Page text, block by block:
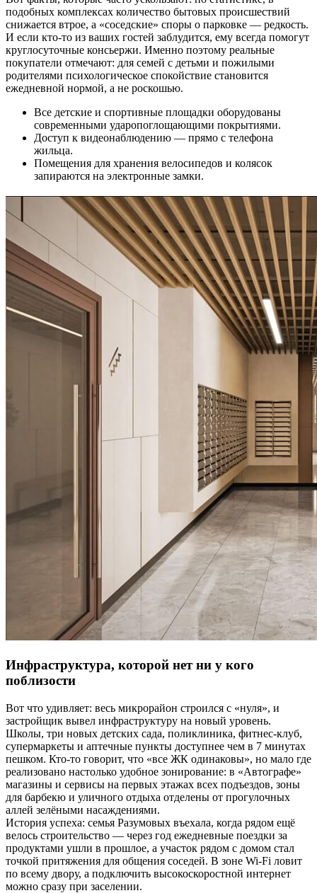
подобных комплексах количество бытовых происшествий
снижается втрое, а «соседские» споры о парковке — редкость.
И если кто-то из ваших гостей заблудится, ему всегда помогут
круглосуточные консьержи. Именно поэтому реальные
покупатели отмечают: для семей с детьми и пожилыми
родителями психологическое спокойствие становится
ежедневной нормой, а не роскошью.
Все детские и спортивные площадки оборудованы
современными ударопоглощающими покрытиями.
Доступ к видеонаблюдению — прямо с телефона
жильца.
Помещения для хранения велосипедов и колясок
запираются на электронные замки.
Инфраструктура, которой нет ни у кого
поблизости
Вот что удивляет: весь микрорайон строился с «нуля», и
застройщик вывел инфраструктуру на новый уровень.
Школы, три новых детских сада, поликлиника, фитнес-клуб,
супермаркеты и аптечные пункты доступнее чем в 7 минутах
пешком. Кто-то говорит, что «все ЖК одинаковы», но мало где
реализовано настолько удобное зонирование: в «Автографе»
магазины и сервисы на первых этажах всех подъездов, зоны
для барбекю и уличного отдыха отделены от прогулочных
аллей зелёными насаждениями.
История успеха: семья Разумовых въехала, когда рядом ещё
велось строительство — через год ежедневные поездки за
продуктами ушли в прошлое, а участок рядом с домом стал
точкой притяжения для общения соседей. В зоне Wi-Fi ловит
по всему двору, а подключить высокоскоростной интернет
можно сразу при заселении.